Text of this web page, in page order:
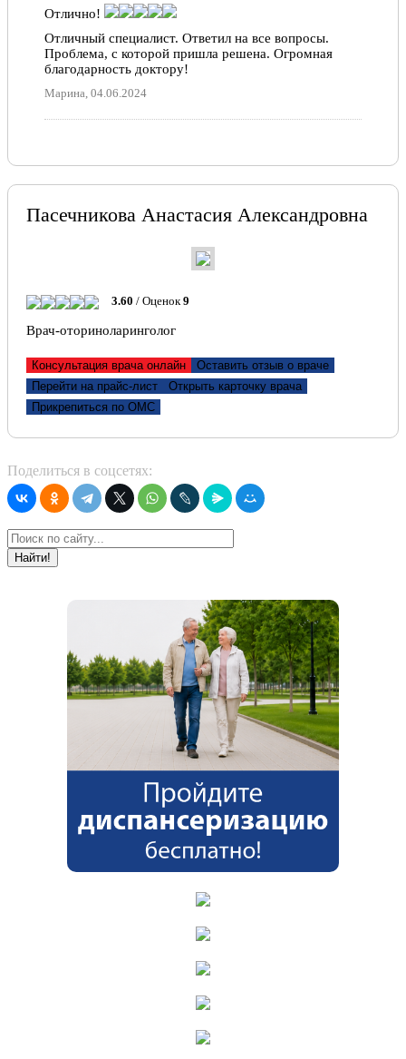
Отлично!
Станислав Николаевич замечательный врач! Спасибо
огромное за деликатное обращение с пациентами,
подробное описание лечения. Таким должен быть
современный профессиональный врач.
Отлично!
Отличный специалист. Ответил на все вопросы.
Проблема, с которой пришла решена. Огромная
благодарность доктору!
Марина, 04.06.2024
Пасечникова Анастасия Александровна
3.60 / Оценок9
Врач-оториноларинголог
Консультация врача онлайн
Оставить отзыв о враче
Перейти на прайс-лист
Открыть карточку врача
Прикрепиться по ОМС
Поделиться в соцсетях:
Найти!